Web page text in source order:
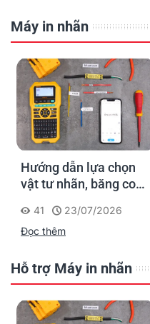
Máy in nhãn
Hướng dẫn lựa chọn
vật tư nhãn, băng co
Supvan G15M Pro
41
23/07/2026
Đọc thêm
Hỗ trợ Máy in nhãn